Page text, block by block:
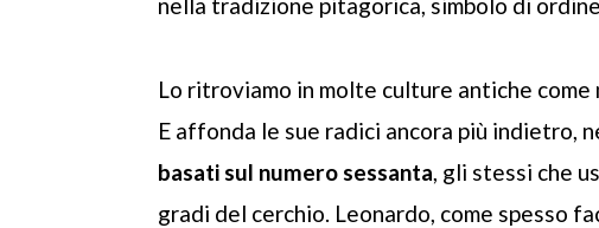
nella tradizione pitagorica, simbolo di
Lo ritroviamo in molte culture antiche
E affonda le sue radici ancora più indietro,
basati sul numero sessanta, gli stessi che
gradi del cerchio. Leonardo, come spesso